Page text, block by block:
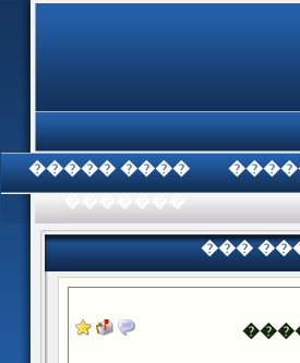
���� �����
���